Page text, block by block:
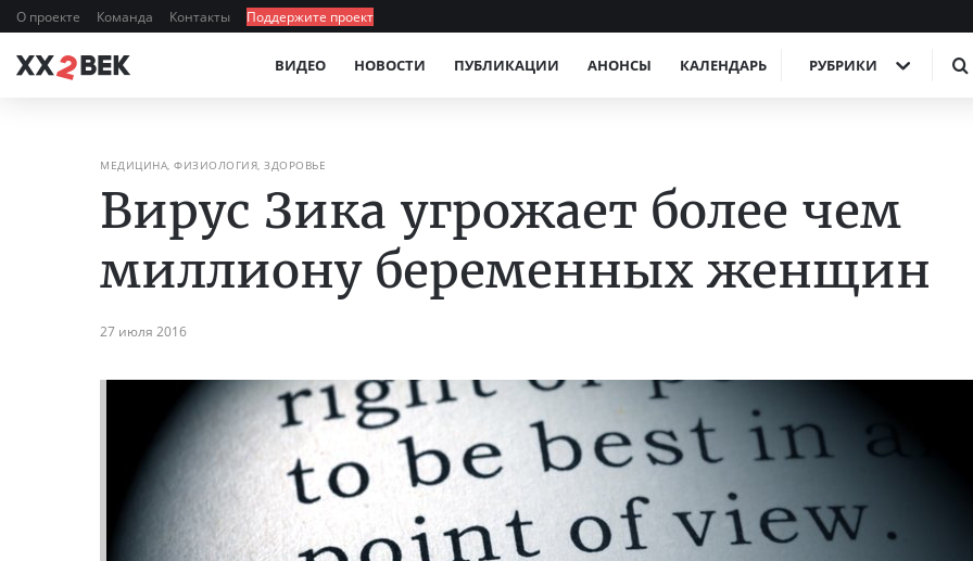
О проекте Команда Контакты Поддержите проект
ВИДЕО НОВОСТИ ПУБЛИКАЦИИ АНОНСЫ КАЛЕНДАРЬ РУБРИКИ
МЕДИЦИНА, ФИЗИОЛОГИЯ, ЗДОРОВЬЕ
Вирус Зика угрожает более чем
миллиону беременных женщин
27 июля 2016